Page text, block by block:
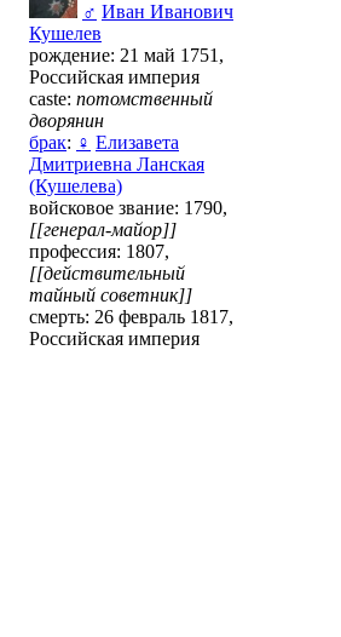
♂ Иван Иванович
Кушелев
рождение: 21 май 1751,
Российская империя
caste: потомственный
дворянин
брак: ♀ Елизавета
Дмитриевна Ланская
(Кушелева)
войсковое звание: 1790,
[[генерал-майор]]
профессия: 1807,
[[действительный
тайный советник]]
смерть: 26 февраль 1817,
Российская империя